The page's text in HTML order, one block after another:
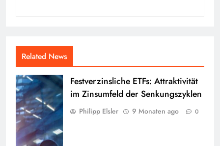
Related News
Festverzinsliche ETFs: Attraktivität
im Zinsumfeld der Senkungszyklen
Philipp Elsler 9 Monaten ago 0